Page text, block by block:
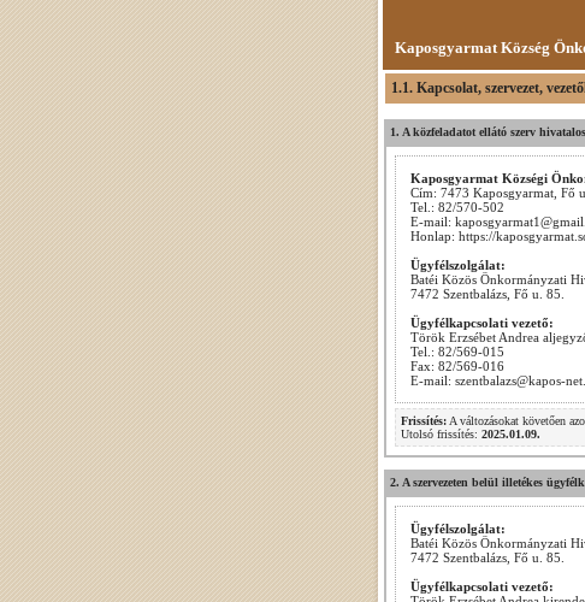
Kaposgyarmat Község
1.1. Kapcsolat, szervezet,
1. A közfeladatot ellátó szerv
Kaposgyarmat Községi
Cím: 7473 Kaposgyarmat, Fő
Tel.: 82/570-502
E-mail:
Honlap: https://
Ügyfélszolgálat:
Batéi Közös Önkormányzati
7472 Szentbalázs, Fő u. 85.
Ügyfélkapcsolati vezető:
Török Erzsébet Andrea
Tel.: 82/569-015
Fax: 82/569-016
E-mail: szentbalazs@kapos-
Frissítés: A változásokat követően
Utolsó frissítés: 2025.01.09.
2. A szervezeten belül illetékes
Ügyfélszolgálat:
Batéi Közös Önkormányzati
7472 Szentbalázs, Fő u. 85.
Ügyfélkapcsolati vezető: